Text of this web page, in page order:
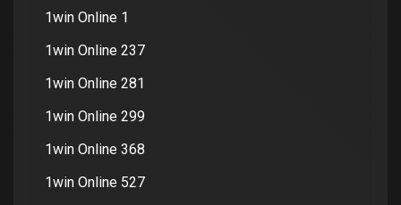
1win Online 1
1win Online 237
1win Online 281
1win Online 299
1win Online 368
1win Online 527